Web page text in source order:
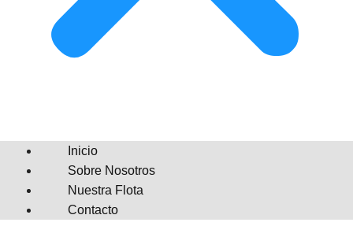
Inicio
Sobre Nosotros
Nuestra Flota
Contacto